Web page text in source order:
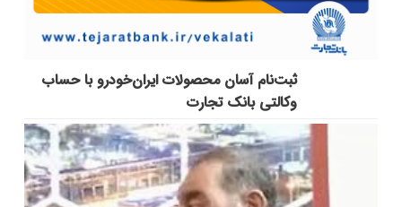
ثبت‌نام آسان محصولات ایران‌خودرو با حساب
وکالتی بانک تجارت